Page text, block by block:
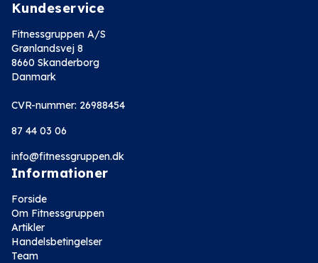
Kundeservice
Fitnessgruppen A/S
Grønlandsvej 8
8660 Skanderborg
Danmark
CVR-nummer: 26988454
87 44 03 06
info@fitnessgruppen.dk
Informationer
Forside
Om Fitnessgruppen
Artikler
Handelsbetingelser
Team